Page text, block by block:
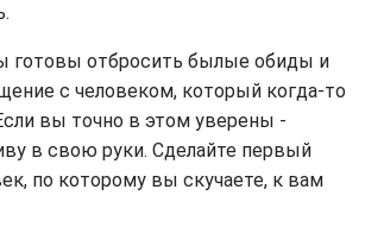
готовы отбросить былые обиды и
с человеком, который когда-то
вы точно в этом уверены -
в свою руки. Сделайте первый
по которому вы скучаете, к вам